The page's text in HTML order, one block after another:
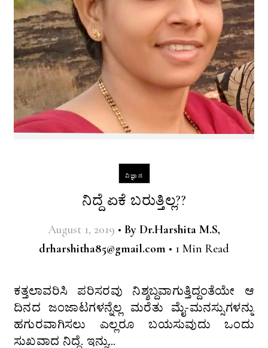
ವಿಜ್ಞಾನ
ನಿದ್ದೆ‌ ಏಕೆ ಬರುತ್ತಿಲ್ಲ??
August 1, 2019 • By Dr.Harshita M.S,
drharshitha85@gmail.com • 1 Min Read
ಕತ್ತಲಾವರಿಸಿ ಪರಿಸರವು ನಿಶ್ಶಬ್ದವಾಗುತ್ತಿದ್ದಂತೆಯೇ ಆ
ದಿನದ ಜಂಜಾಟಗಳನ್ನೆಲ್ಲ ಮರೆತು ಮೈ-ಮನಸ್ಸುಗಳನ್ನು
ಹಗುರವಾಗಿಸಲು ಎಲ್ಲರೂ ಬಯಸುವುದು ಒಂದು
ಸುಖವಾದ ನಿದ್ದೆ. ಇನ್ನು…